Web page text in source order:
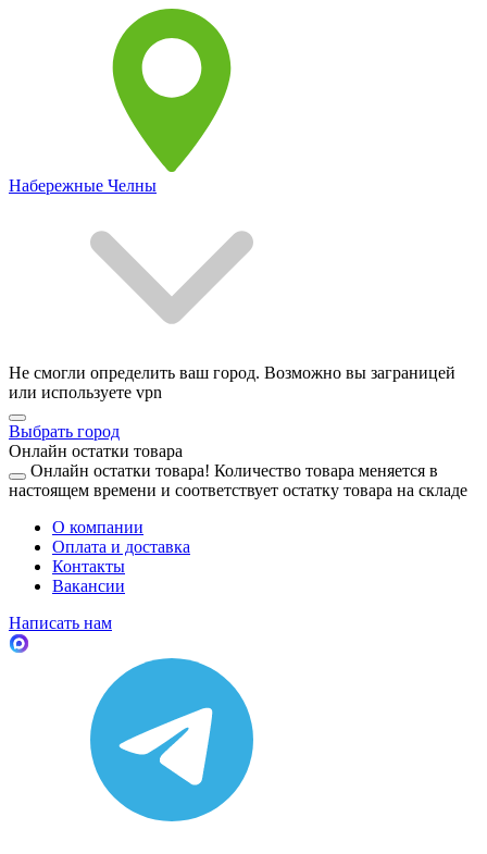
Набережные Челны
Не смогли определить ваш город. Возможно вы заграницей
или используете vpn
Выбрать город
Онлайн остатки товара
Онлайн остатки товара! Количество товара меняется в
настоящем времени и соответствует остатку товара на складе
О компании
Оплата и доставка
Контакты
Вакансии
Написать нам